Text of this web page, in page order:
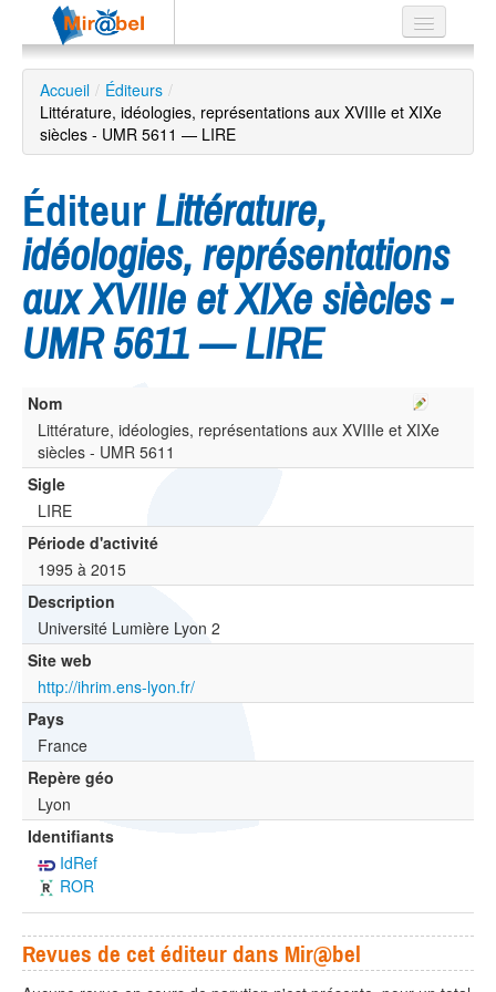
Le réseau
Soutien
Listes
Recherche
avancée
EN
ES
Accueil / Éditeurs /
Littérature, idéologies, représentations aux XVIIIe et XIXe
siècles - UMR 5611 — LIRE
Éditeur Littérature,
idéologies, représentations
aux XVIIIe et XIXe siècles -
UMR 5611 — LIRE
Nom
Littérature, idéologies, représentations aux XVIIIe et XIXe
siècles - UMR 5611
Sigle
LIRE
Période d'activité
1995 à 2015
Description
Université Lumière Lyon 2
Site web
http://ihrim.ens-lyon.fr/
Pays
France
Repère géo
Lyon
Identifiants
IdRef
ROR
Revues de cet éditeur dans Mir@bel